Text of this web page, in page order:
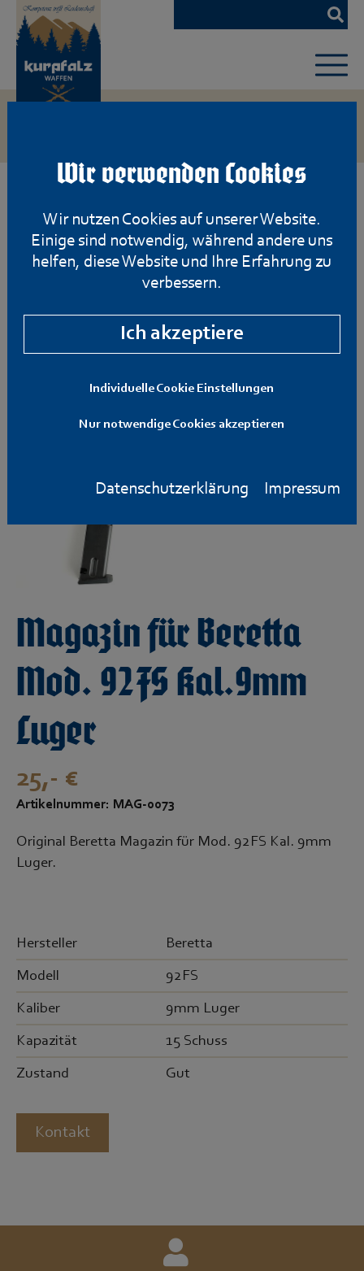
Wir verwenden Cookies
Wir nutzen Cookies auf unserer Website.
Einige sind notwendig, während andere uns
helfen, diese Website und Ihre Erfahrung zu
verbessern.
Ich akzeptiere
Individuelle Cookie Einstellungen
Nur notwendige Cookies akzeptieren
Datenschutzerklärung Impressum
Zum
Hauptinhalt
springen
Magazin für Beretta
Mod. 92FS Kal.9mm
Luger
25,- €
Artikelnummer: MAG-0073
Original Beretta Magazin für Mod. 92FS Kal. 9mm
Luger.
Hersteller Beretta
Modell 92FS
Kaliber 9mm Luger
Kapazität 15 Schuss
Zustand Gut
Kontakt